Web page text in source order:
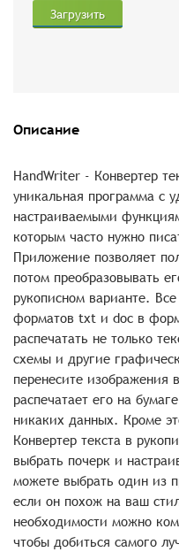
Загрузить
Описание
HandWriter - Конвертер
уникальная программа с
настраиваемыми
которым часто нужно
Приложение позволяет
потом преобразовывать
рукописном варианте.
форматов txt и doc в
распечатать не только
схемы и другие
перенесите
распечатает его на
никаких данных. Кроме
Конвертер текста в
выбрать почерк и
можете выбрать один из
если он похож на ваш
необходимости можно
чтобы добиться самого